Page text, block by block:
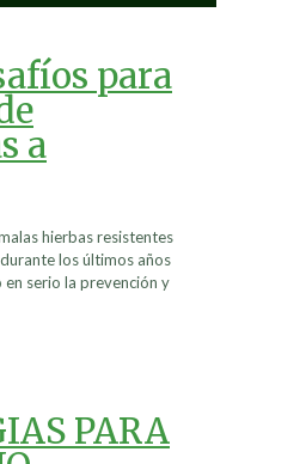
para
a
hierbas resistentes
los últimos años
serio la prevención y
PARA